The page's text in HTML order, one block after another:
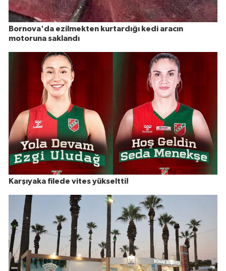
Bornova'da ezilmekten kurtardığı kedi aracın
motoruna saklandı
Karşıyaka filede vites yükseltti!